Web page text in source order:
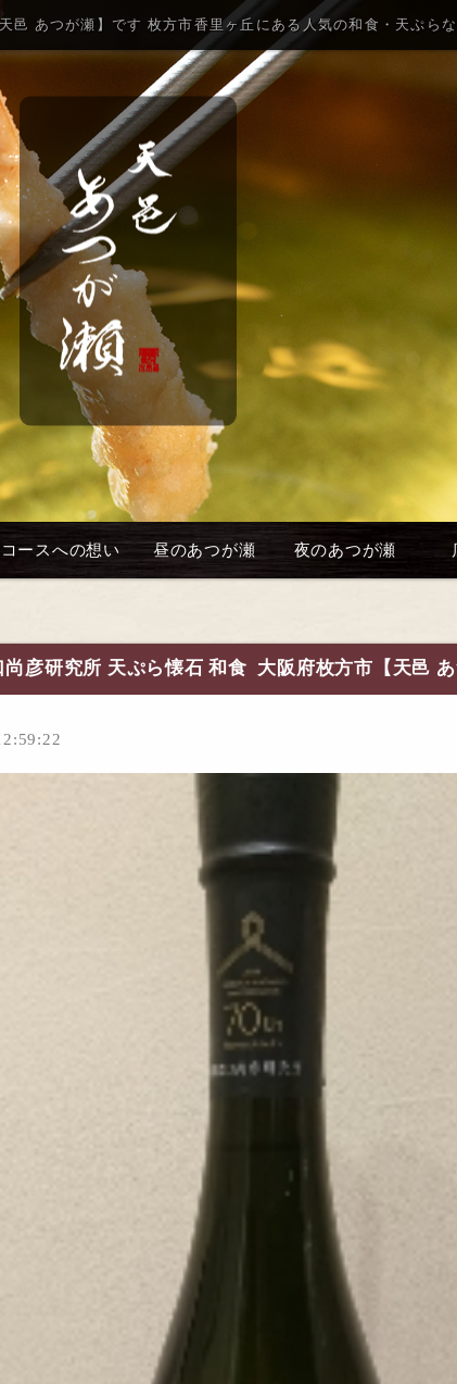
あつが瀬】です 枚方市香里ヶ丘にある人気の和食・天ぷらな
コースへの想い 昼のあつが瀬 夜のあつが瀬
尚彦研究所 天ぷら懐石 和食 大阪府枚方市【天邑